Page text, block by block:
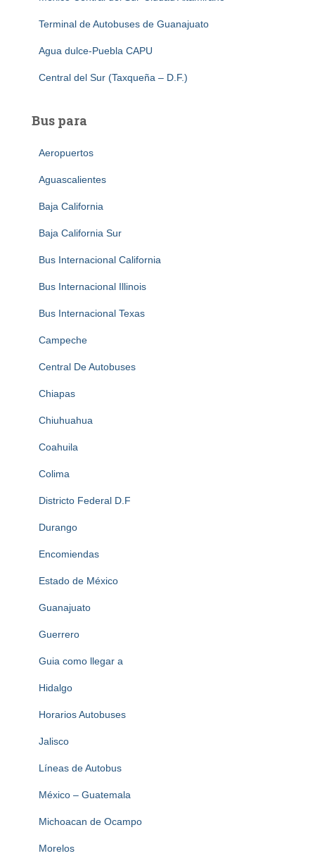
Terminal de Autobuses de Guanajuato
Agua dulce-Puebla CAPU
Central del Sur (Taxqueña – D.F.)
Bus para
Aeropuertos
Aguascalientes
Baja California
Baja California Sur
Bus Internacional California
Bus Internacional Illinois
Bus Internacional Texas
Campeche
Central De Autobuses
Chiapas
Chiuhuahua
Coahuila
Colima
Districto Federal D.F
Durango
Encomiendas
Estado de México
Guanajuato
Guerrero
Guia como llegar a
Hidalgo
Horarios Autobuses
Jalisco
Líneas de Autobus
México – Guatemala
Michoacan de Ocampo
Morelos